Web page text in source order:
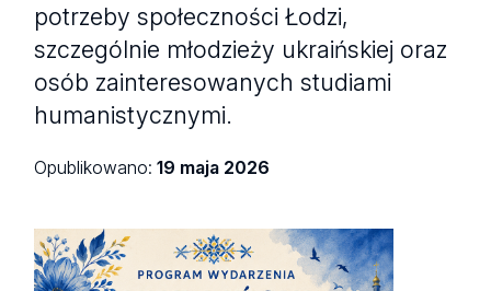
potrzeby społeczności Łodzi,
szczególnie młodzieży ukraińskiej oraz
osób zainteresowanych studiami
humanistycznymi.
Opublikowano:19 maja 2026